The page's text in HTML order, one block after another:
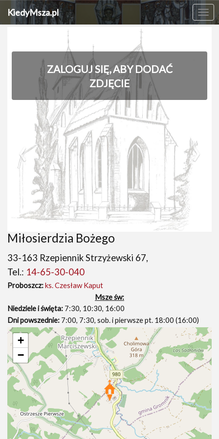
KiedyMsza.pl
ZALOGUJ SIĘ, ABY DODAĆ
ZDJĘCIE
‹ ›
Miłosierdzia Bożego
33-163 Rzepiennik Strzyżewski 67,
Tel.: 14-65-30-040
Proboszcz:ks. Czesław Kaput
Msze św:
Niedziele i święta: 7:30, 10:30, 16:00
Dni powszednie: 7:00, 7:30, sob. i pierwsze pt. 18:00 (16:00)
+
−